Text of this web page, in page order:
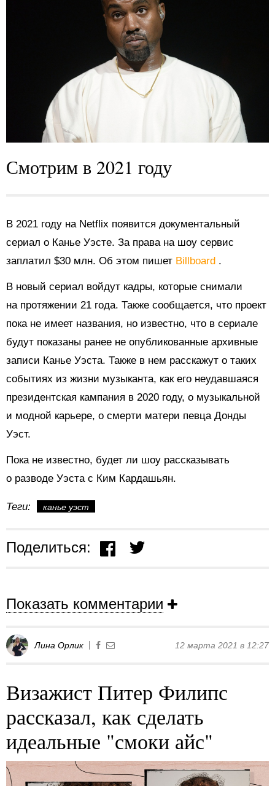
Смотрим в 2021 году
В 2021 году на Netflix появится документальный
сериал о Канье Уэсте. За права на шоу сервис
заплатил $30 млн. Об этом пишет Billboard .
В новый сериал войдут кадры, которые снимали
на протяжении 21 года. Также сообщается, что проект
пока не имеет названия, но известно, что в сериале
будут показаны ранее не опубликованные архивные
записи Канье Уэста. Также в нем расскажут о таких
событиях из жизни музыканта, как его неудавшаяся
президентская кампания в 2020 году, о музыкальной
и модной карьере, о смерти матери певца Донды
Уэст.
Пока не известно, будет ли шоу рассказывать
о разводе Уэста с Ким Кардашьян.
Теги: канье уэст
Поделиться:
Показать комментарии
Лина Орлик 12 марта 2021 в 12:27
Визажист Питер Филипс
рассказал, как сделать
идеальные "смоки айс"